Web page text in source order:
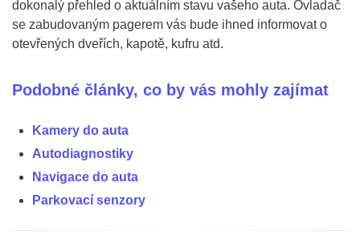
dokonalý přehled o aktuálním stavu vašeho auta. Ovladač
se zabudovaným pagerem vás bude ihned informovat o
otevřených dveřích, kapotě, kufru atd.
Podobné články, co by vás mohly zajímat
Kamery do auta
Autodiagnostiky
Navigace do auta
Parkovací senzory